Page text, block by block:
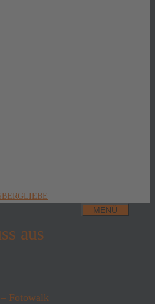
MENÜ
aus
Fotowalk